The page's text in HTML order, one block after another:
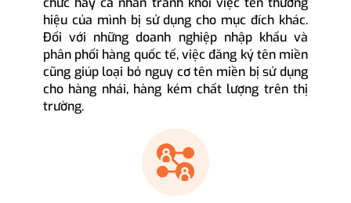
hiệu của mình bị sử dụng cho mục đích khác.
Đối với những doanh nghiệp nhập khẩu và
phân phối hàng quốc tế, việc đăng ký tên miền
cũng giúp loại bỏ nguy cơ tên miền bị sử dụng
cho hàng nhái, hàng kém chất lượng trên thị
trường.